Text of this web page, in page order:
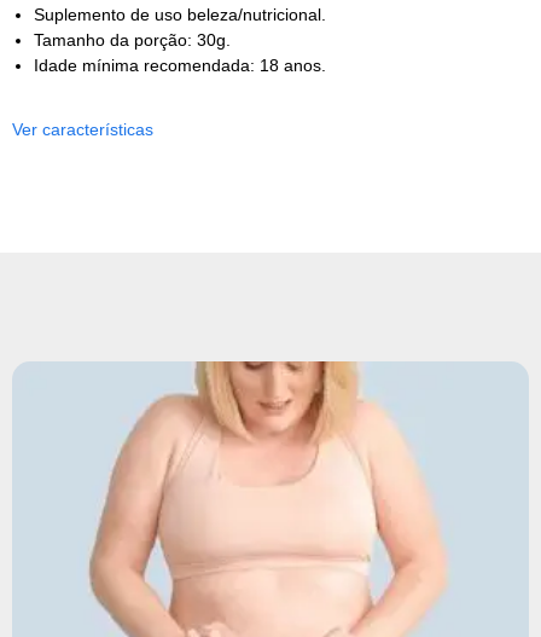
Suplemento de uso beleza/nutricional.
Tamanho da porção: 30g.
Idade mínima recomendada: 18 anos.
Ver características